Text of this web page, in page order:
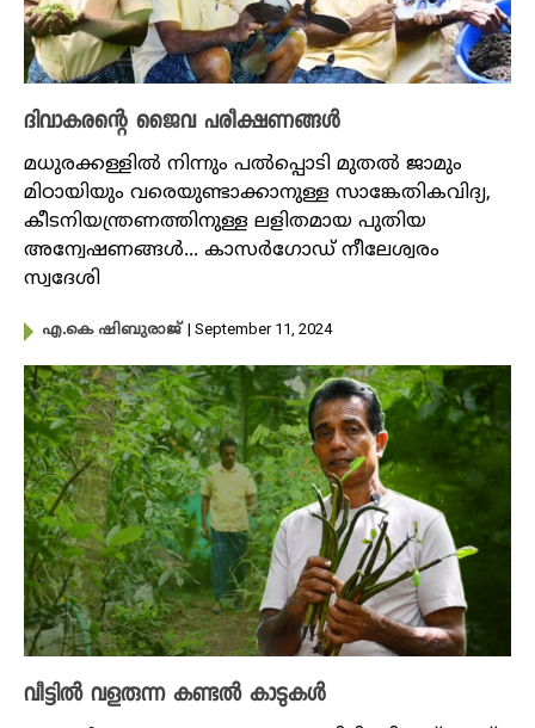
ദിവാകരന്റെ ജൈവ പരീക്ഷണങ്ങൾ
മധുരക്കള്ളിൽ നിന്നും പൽപ്പൊടി മുതൽ ജാമും
മിഠായിയും വരെയുണ്ടാക്കാനുള്ള സാങ്കേതികവിദ്യ,
കീടനിയന്ത്രണത്തിനുള്ള ലളിതമായ പുതിയ
അന്വേഷണങ്ങൾ... കാസർ​ഗോഡ് നീലേശ്വരം
സ്വദേശി
എ.കെ ഷിബുരാജ് | September 11, 2024
വീട്ടിൽ വളരുന്ന കണ്ടൽ കാടുകൾ